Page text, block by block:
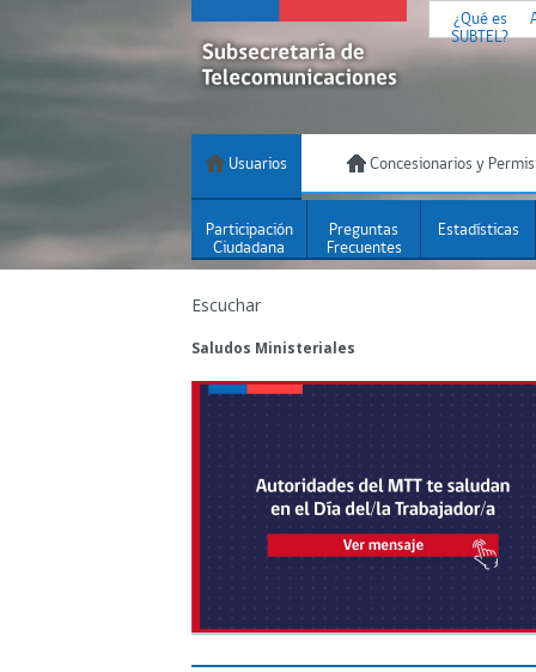
¿Qué es
SUBTEL?
Usuarios Concesionarios y
Participación
Ciudadana
Preguntas
Frecuentes
Estadísticas
Escuchar
Saludos Ministeriales